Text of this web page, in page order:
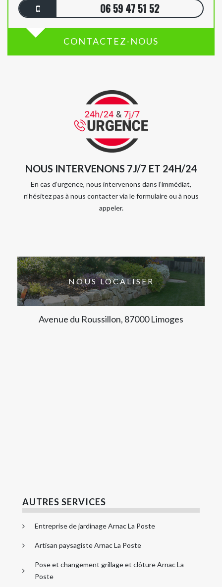
06 59 47 51 52
CONTACTEZ-NOUS
NOUS INTERVENONS 7J/7 ET 24H/24
En cas d’urgence, nous intervenons dans l’immédiat,
n’hésitez pas à nous contacter via le formulaire ou à nous
appeler.
NOUS LOCALISER
Avenue du Roussillon, 87000 Limoges
AUTRES SERVICES
Entreprise de jardinage Arnac La Poste
Artisan paysagiste Arnac La Poste
Pose et changement grillage et clôture Arnac La
Poste